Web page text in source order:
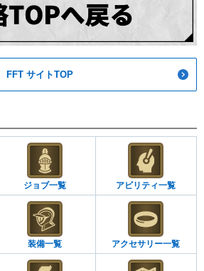
FFT サイトTOP
ジョブ一覧 アビリティ一覧
装備一覧 アクセサリー一覧